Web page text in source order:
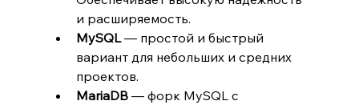
и расширяемость.
MySQL — простой и быстрый
вариант для небольших и средних
проектов.
MariaDB — форк MySQL с